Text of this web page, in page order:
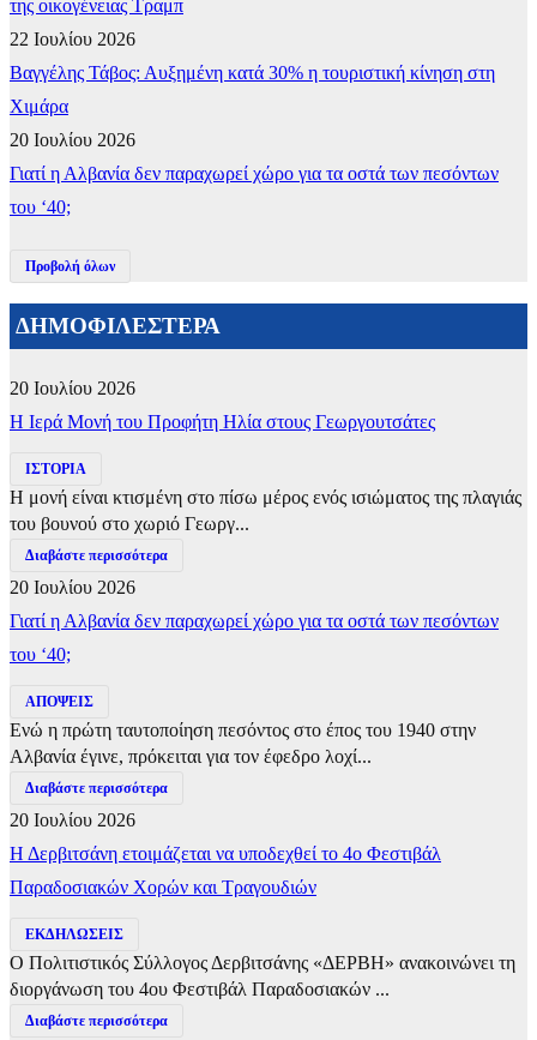
της οικογένειας Τραμπ
22 Ιουλίου 2026
Βαγγέλης Τάβος: Αυξημένη κατά 30% η τουριστική κίνηση στη
Χιμάρα
20 Ιουλίου 2026
Γιατί η Αλβανία δεν παραχωρεί χώρο για τα οστά των πεσόντων
του ‘40;
Προβολή όλων
ΔΗΜΟΦΙΛΕΣΤΕΡΑ
20 Ιουλίου 2026
​Η Ιερά Μονή του Προφήτη Ηλία στους Γεωργουτσάτες
ΙΣΤΟΡΙΑ
Η μονή είναι κτισμένη στο πίσω μέρος ενός ισιώματος της πλαγιάς
του βουνού στο χωριό Γεωργ...
Διαβάστε περισσότερα
20 Ιουλίου 2026
Γιατί η Αλβανία δεν παραχωρεί χώρο για τα οστά των πεσόντων
του ‘40;
ΑΠΟΨΕΙΣ
Ενώ η πρώτη ταυτοποίηση πεσόντος στο έπος του 1940 στην
Αλβανία έγινε, πρόκειται για τον έφεδρο λοχί...
Διαβάστε περισσότερα
20 Ιουλίου 2026
Η Δερβιτσάνη ετοιμάζεται να υποδεχθεί το 4ο Φεστιβάλ
Παραδοσιακών Χορών και Τραγουδιών
ΕΚΔΗΛΩΣΕΙΣ
Ο Πολιτιστικός Σύλλογος Δερβιτσάνης «ΔΕΡΒΗ» ανακοινώνει τη
διοργάνωση του 4ου Φεστιβάλ Παραδοσιακών ...
Διαβάστε περισσότερα